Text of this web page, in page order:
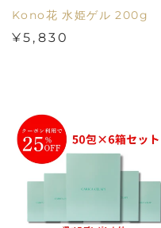
Kono花 水姫ゲル 200g
¥5,830